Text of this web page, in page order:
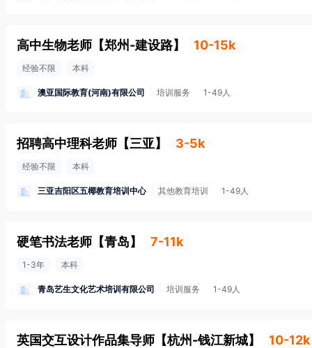
高中生物老师 【郑州-建设路】 10-15k
经验不限 本科
澳亚国际教育(河南)有限公司 培训服务 1-49人
招聘高中理科老师 【三亚】 3-5k
经验不限 本科
三亚吉阳区五椰教育培训中心 其他教育培训 1-49人
硬笔书法老师 【青岛】 7-11k
1-3年 本科
青岛艺生文化艺术培训有限公司 培训服务 1-49人
英国交互设计作品集导师 【杭州-钱江新城】 10-12k